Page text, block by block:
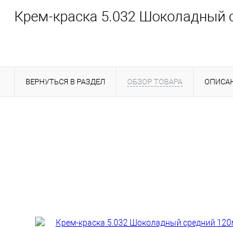
Крем-краска 5.032 Шоколадный
ВЕРНУТЬСЯ В РАЗДЕЛ ОБЗОР ТОВАРА